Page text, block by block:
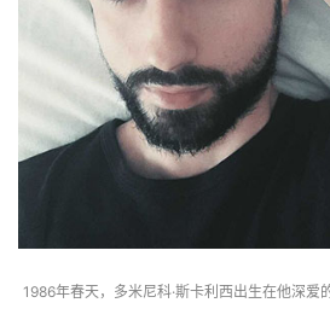
1986年春天，多米尼科·斯卡利西出生在他深爱